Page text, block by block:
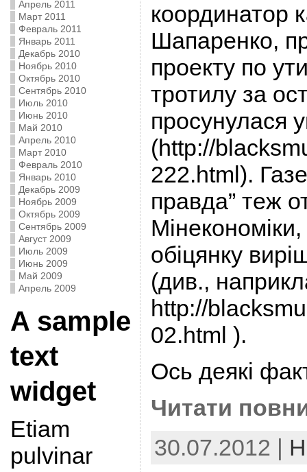
Апрель 2011
Март 2011
Февраль 2011
Январь 2011
Декабрь 2010
Ноябрь 2010
Октябрь 2010
Сентябрь 2010
Июль 2010
Июнь 2010
Май 2010
Апрель 2010
Март 2010
Февраль 2010
Январь 2010
Декабрь 2009
Ноябрь 2009
Октябрь 2009
Сентябрь 2009
Август 2009
Июль 2009
Июнь 2009
Май 2009
Апрель 2009
A sample
text
widget
Etiam
pulvinar
координатор
Шапаренко,
проекту по
тротилу за
просунулася
(http://
222.html).
правда” теж
обіцянку
(див.,
http://
02.html ).
Ось деякі
Читати
30.07.2012 |